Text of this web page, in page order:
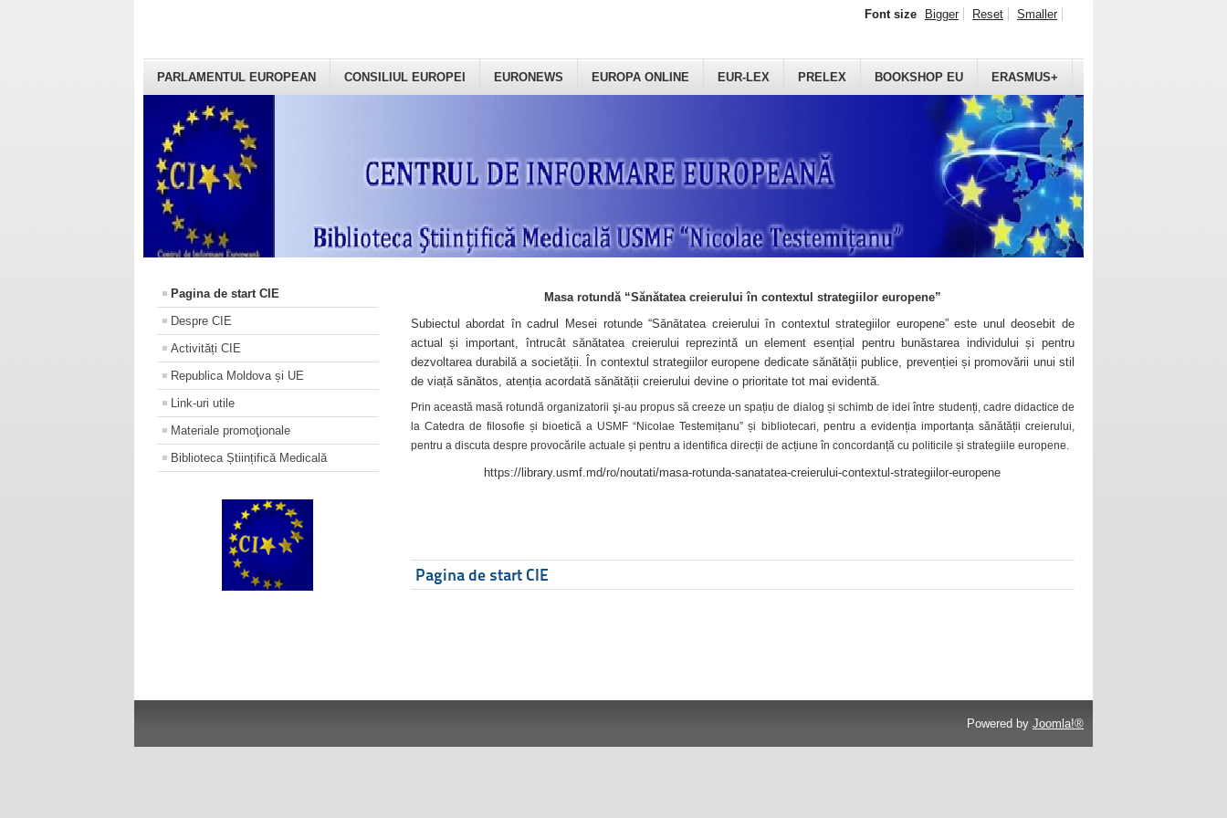
PARLAMENTUL EUROPEAN CONSILIUL EUROPEI EURONEWS EUROPA ONLINE EUR-LEX PRELEX BOOKSHOP EU ERASMUS+
Font size Bigger Reset Smaller
Pagina de start CIE
Despre CIE
Activități CIE
Republica Moldova și UE
Link-uri utile
Materiale promoţionale
Biblioteca Științifică Medicală
Masa rotundă “Sănătatea creierului în contextul strategiilor europene”
Subiectul abordat în cadrul Mesei rotunde “Sănătatea creierului în contextul strategiilor europene” este unul deosebit de
actual și important, întrucât sănătatea creierului reprezintă un element esențial pentru bunăstarea individului și pentru
dezvoltarea durabilă a societății. În contextul strategiilor europene dedicate sănătății publice, prevenției și promovării unui stil
de viață sănătos, atenția acordată sănătății creierului devine o prioritate tot mai evidentă.
Prin această masă rotundă organizatorii şi-au propus să creeze un spațiu de dialog și schimb de idei între studenți, cadre didactice de
la Catedra de filosofie și bioetică a USMF “Nicolae Testemițanu” și bibliotecari, pentru a evidenția importanța sănătății creierului,
pentru a discuta despre provocările actuale și pentru a identifica direcții de acțiune în concordanță cu politicile și strategiile europene.
https://library.usmf.md/ro/noutati/masa-rotunda-sanatatea-creierului-contextul-strategiilor-europene
Pagina de start CIE
Powered by Joomla!®